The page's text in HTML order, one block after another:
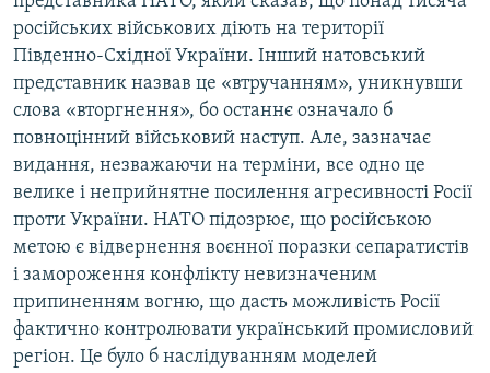
російських військових діють на території
Південно-Східної України. Інший натовський
представник назвав це «втручанням», уникнувши
слова «вторгнення», бо останнє означало б
повноцінний військовий наступ. Але, зазначає
видання, незважаючи на терміни, все одно це
велике і неприйнятне посилення агресивності Росії
проти України. НАТО підозрює, що російською
метою є відвернення воєнної поразки сепаратистів
і замороження конфлікту невизначеним
припиненням вогню, що дасть можливість Росії
фактично контролювати український промисловий
регіон. Це було б наслідуванням моделей